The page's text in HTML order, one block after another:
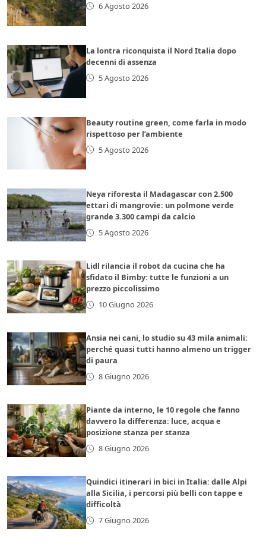
6 Agosto 2026
La lontra riconquista il Nord Italia dopo
decenni di assenza
5 Agosto 2026
Beauty routine green, come farla in modo
rispettoso per l’ambiente
5 Agosto 2026
Neya riforesta il Madagascar con 2.500
ettari di mangrovie: un polmone verde
grande 3.300 campi da calcio
5 Agosto 2026
Lidl rilancia il robot da cucina che ha
sfidato il Bimby: tutte le funzioni a un
prezzo piccolissimo
10 Giugno 2026
Ansia nei cani, lo studio su 43 mila animali:
perché quasi tutti hanno almeno un trigger
di paura
8 Giugno 2026
Piante da interno, le 10 regole che fanno
davvero la differenza: luce, acqua e
posizione stanza per stanza
8 Giugno 2026
Quindici itinerari in bici in Italia: dalle Alpi
alla Sicilia, i percorsi più belli con tappe e
difficoltà
7 Giugno 2026